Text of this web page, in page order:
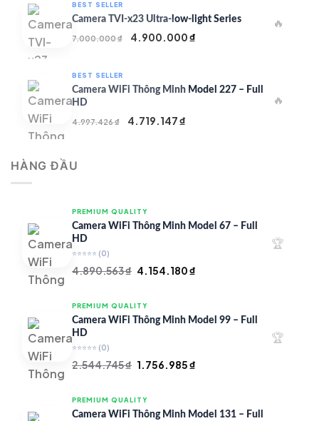
20.000.000 ₫.là:
14.000.000 ₫.
BEST SELLER
Camera TVI-x23 Ultra-low-light Series
7.000.000₫
Giá
7.000.000 ₫.
4.900.000₫
là:
🔥
BEST SELLER
Camera WiFi Thông Minh Model 227 – Full
HD
4.997.426₫
Giá
4.719.147₫
🔥
HÀNG ĐẦU
PREMIUM QUALITY
Camera WiFi Thông Minh Model 67 – Full
HD
⭐⭐⭐⭐⭐ (0)
4.890.563₫ Giá
là:
4.890.563 ₫.
4.154.180₫
là:
🏆
PREMIUM QUALITY
Camera WiFi Thông Minh Model 99 – Full
HD
⭐⭐⭐⭐⭐ (0)
2.544.745₫ Giá
là:
2.544.745 ₫.
1.756.985₫
là:
🏆
PREMIUM QUALITY
Camera WiFi Thông Minh Model 131 – Full